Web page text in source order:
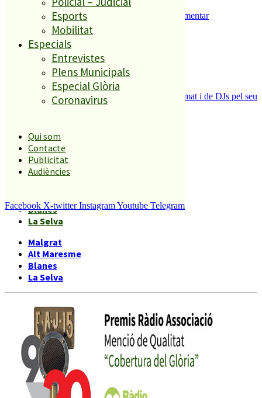
Esports
Mobilitat
Especials
Entrevistes
Plens Municipals
Especial Glòria
Coronavirus
Qui som
Contacte
Publicitat
Audiències
Facebook X-twitter InstagramYoutube Telegram
Malgrat de Mar inicia els tràmits per implementar
l’aparcament regulat al municipi
La Festa dels 80 de Palafolls canvia de format i de DJs pel seu
20è aniversari
Àmbits geogràfics
Blanes
La Selva
Malgrat
Alt Maresme
Blanes
La Selva